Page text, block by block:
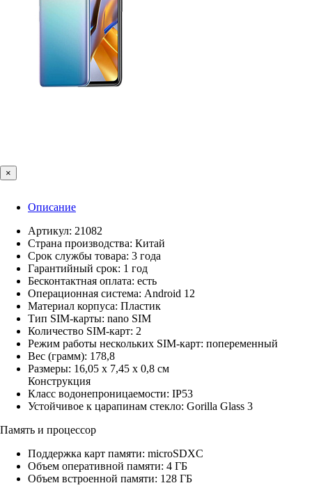
×
Описание
Артикул: 21082
Страна производства: Китай
Срок службы товара: 3 года
Гарантийный срок: 1 год
Бесконтактная оплата: есть
Операционная система: Android 12
Материал корпуса: Пластик
Тип SIM-карты: nano SIM
Количество SIM-карт: 2
Режим работы нескольких SIM-карт: попеременный
Вес (грамм): 178,8
Размеры: 16,05 x 7,45 x 0,8 см
Конструкция
Класс водонепроницаемости: IP53
Устойчивое к царапинам стекло: Gorilla Glass 3
Память и процессор
Поддержка карт памяти: microSDXC
Объем оперативной памяти: 4 ГБ
Объем встроенной памяти: 128 ГБ